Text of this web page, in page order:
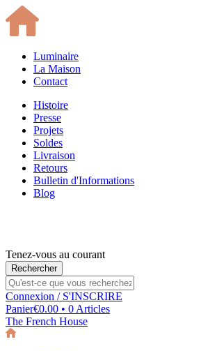
Luminaire
La Maison
Contact
Histoire
Presse
Projets
Soldes
Livraison
Retours
Bulletin d'Informations
Blog
Tenez-vous au courant
Connexion / S'INSCRIRE
Panier€0.00 • 0 Articles
The French House